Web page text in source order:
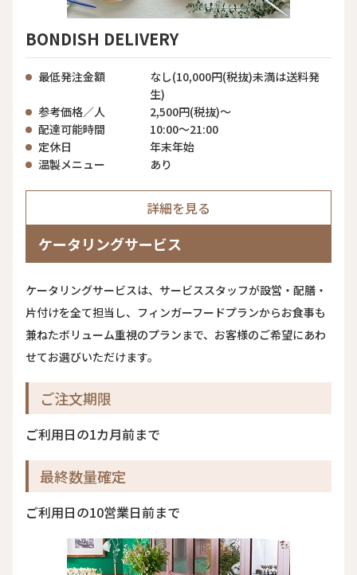
BONDISH DELIVERY
最低発注金額
なし(10,000円(税抜)未満は送料発
生)
参考価格／人
2,500円(税抜)～
配達可能時間
10:00～21:00
定休日
年末年始
温製メニュー
あり
詳細を見る
ケータリングサービス
ケータリングサービスは、サービススタッフが設営・配膳・
片付けを全て担当し、フィンガーフードプランからお食事も
兼ねたボリューム重視のプランまで、お客様のご希望にあわ
せてお選びいただけます。
ご注文期限
ご利用日の1カ月前まで
最終数量確定
ご利用日の10営業日前まで